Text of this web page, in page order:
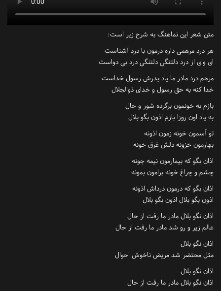
متن شعر این نماهنگ به شرح زیر است:
هر درد مرهمی داره درمون با درد آشناست
ای وای از درد دلتنگی دلتنگی درد بی دواست
مرهم درد مادر ما یاد پدرش رسول خداست
خدا کنه به حق رسول و خدای ذوالجلال
بازم به خونمون برگرده شور و حال
به یاد اون روزا بازم اذون بگو بلال
تو آسمون خونه زمون اذونه
بهارمون خزونه دلش غرق خونه
اذان بگو که بیمارمون نیمه جونه
چشم و چراغ خونه برامون بمونه
اذان بگو که درمون درداش اذونه
اذون بگو بلال اذون بگو بلال
اذان نگو بلال مادر ما رفت از حال
عالم زیر و رو شد مادر ما رفت از حال
اذان نگو بلال
مثل محتضر شد مریض ناخوش احوال
اذان نگو بلال
اذان نگو بلال مادر ما رفت از حال